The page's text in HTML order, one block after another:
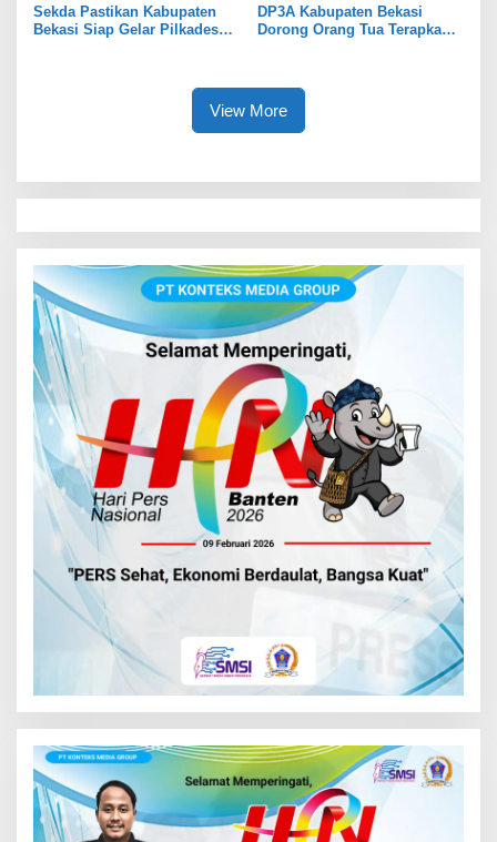
Sekda Pastikan Kabupaten
Bekasi Siap Gelar Pilkades
DP3A Kabupaten Bekasi
Dorong Orang Tua Terapkan
View More